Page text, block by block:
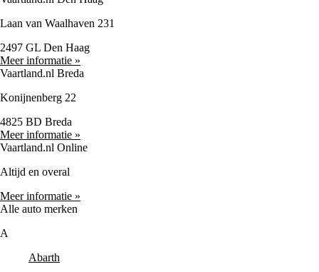
Laan van Waalhaven 231
2497 GL Den Haag
Meer informatie »
Vaartland.nl Breda
Konijnenberg 22
4825 BD Breda
Meer informatie »
Vaartland.nl Online
Altijd en overal
Meer informatie »
Alle auto merken
A
Abarth